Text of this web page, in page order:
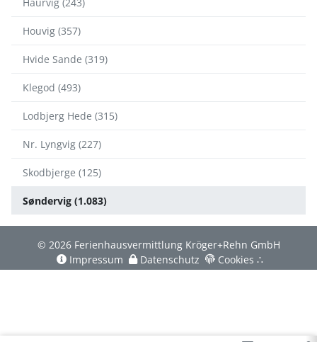
Houvig (357)
Hvide Sande (319)
Klegod (493)
Lodbjerg Hede (315)
Nr. Lyngvig (227)
Skodbjerge (125)
Søndervig (1.083)
© 2026 Ferienhausvermittlung Kröger+Rehn GmbH
Impressum
Datenschutz Cookies ∴